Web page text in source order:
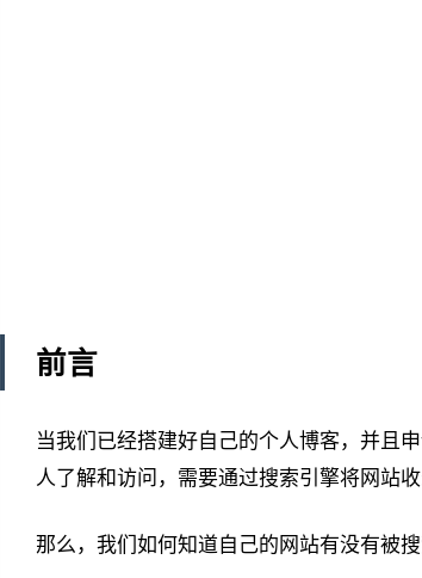
前言
当我们已经搭建好自己的个人博客，并且
人了解和访问，需要通过搜索引擎将网站
那么，我们如何知道自己的网站有没有被搜